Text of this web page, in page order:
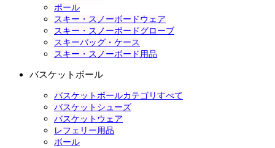
ポール
スキー・スノーボードウェア
スキー・スノーボードグローブ
スキーバッグ・ケース
スキー・スノーボード用品
バスケットボール
バスケットボールカテゴリすべて
バスケットシューズ
バスケットウェア
レフェリー用品
ボール